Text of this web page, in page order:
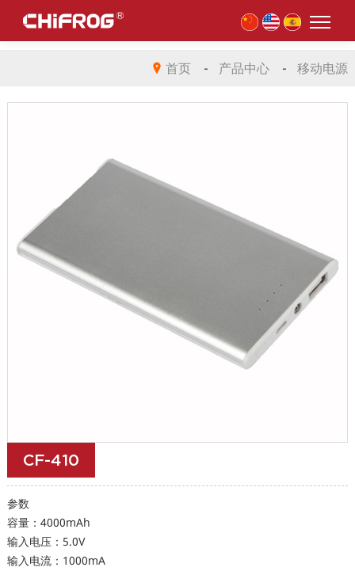
首页 - 产品中心 - 移动电源
CF-410
参数
容量：4000mAh
输入电压：5.0V
输入电流：1000mA